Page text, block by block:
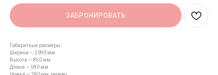
ЗАБРОНИРОВАТЬ
Габаритные размеры:
Ширина — 2090 мм
Высота — 850 мм
Длина — 580 мм